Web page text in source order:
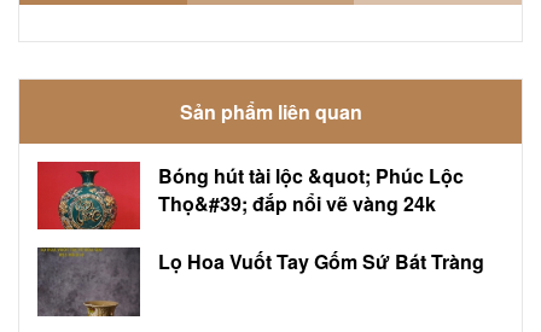
Sản phẩm liên quan
Bóng hút tài lộc &quot; Phúc Lộc
Thọ&#39; đắp nổi vẽ vàng 24k
Lọ Hoa Vuốt Tay Gốm Sứ Bát Tràng